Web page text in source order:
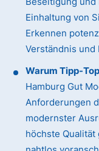
Einhaltung von
Erkennen
Verständnis und
Warum Tipp-
Hamburg Gut
Anforderungen
modernster
höchste